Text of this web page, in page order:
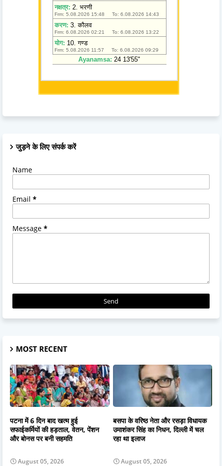
जुड़ने के लिए संपर्क करें
Name
Email *
Message *
MOST RECENT
पटना में 6 दिन बाद खत्म हुई
सफाईकर्मियों की हड़ताल, वेतन, पेंशन
और बोनस पर बनी सहमति
August 05, 2026
बसपा के वरिष्ठ नेता और रसड़ा विधायक
उमाशंकर सिंह का निधन, दिल्ली में चल
रहा था इलाज
August 05, 2026